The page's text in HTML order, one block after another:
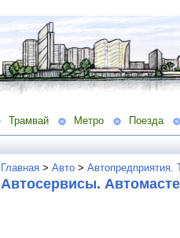
Трамвай Метро Поезда
Главная > Авто > Автопредприятия.
Автосервисы.